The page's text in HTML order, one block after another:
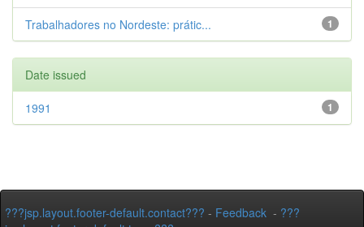
1
Trabalhadores no Nordeste: prátic...
Date issued
1
1991
???jsp.layout.footer-default.contact??? - Feedback - ???